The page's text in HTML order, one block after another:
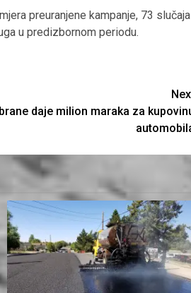
preuranjene kampanje, 73 slučaja
u predizbornom periodu.
daje milion maraka za